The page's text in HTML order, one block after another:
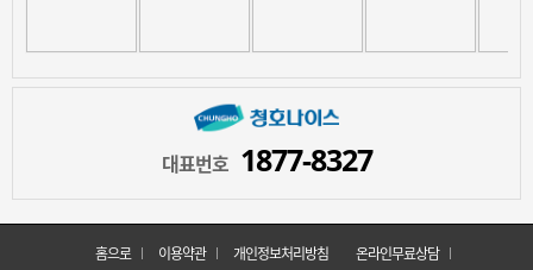
대표번호 1877-8327
홈으로 이용약관 개인정보처리방침
온라인무료상담